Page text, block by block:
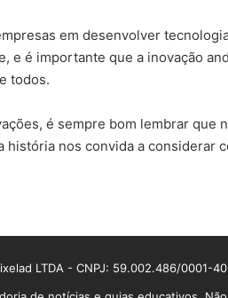
em desenvolver
e é importante que a inovação
todos.
é sempre bom lembrar
nos convida a considerar
LTDA - CNPJ: 59.002.486/0001-